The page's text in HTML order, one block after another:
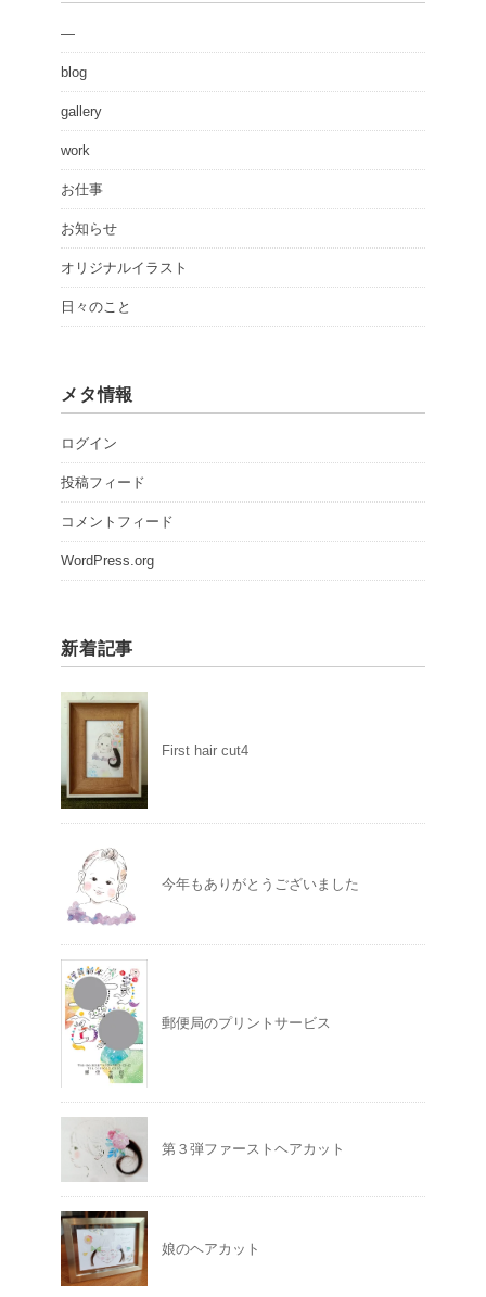
—
blog
gallery
work
お仕事
お知らせ
オリジナルイラスト
日々のこと
メタ情報
ログイン
投稿フィード
コメントフィード
WordPress.org
新着記事
First hair cut4
今年もありがとうございました
郵便局のプリントサービス
第３弾ファーストヘアカット
娘のヘアカット